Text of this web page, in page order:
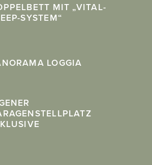
MIT „VITAL-
SYSTEM“
LOGGIA